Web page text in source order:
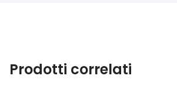
Prodotti correlati